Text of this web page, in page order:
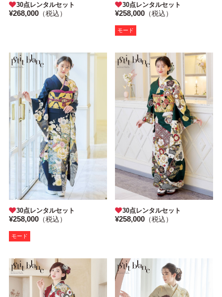
30点レンタルセット
¥268,000（税込）
30点レンタルセット
¥258,000 （税込）
モード
30点レンタルセット
¥258,000（税込）
モード
30点レンタルセット
¥258,000 （税込）